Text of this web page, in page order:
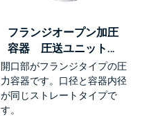
フランジオープン加圧
容器 圧送ユニット
【PCN-O-UT】
開口部がフランジタイプの圧
力容器です。口径と容器内径
が同じストレートタイプで
す。